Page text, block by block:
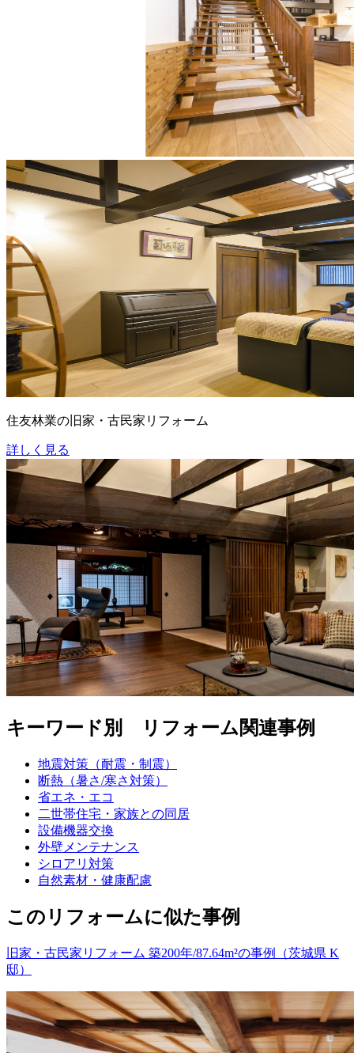
住友林業の旧家・古民家リフォーム
詳しく見る
キーワード別 リフォーム関連事例
地震対策（耐震・制震）
断熱（暑さ/寒さ対策）
省エネ・エコ
二世帯住宅・家族との同居
設備機器交換
外壁メンテナンス
シロアリ対策
自然素材・健康配慮
このリフォームに似た事例
旧家・古民家リフォーム 築200年/87.64m²の事例（茨城県 K
邸）